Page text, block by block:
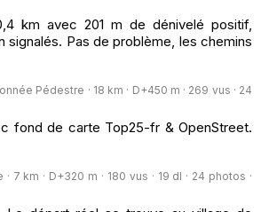
km avec 201 m de dénivelé positif,
Pas de problème, les chemins
Pédestre · 18 km · D+450 m · 269 vus · 24
fond de carte Top25-fr & OpenStreet.
7 km · D+320 m · 180 vus · 19 dl · 24 photos ·